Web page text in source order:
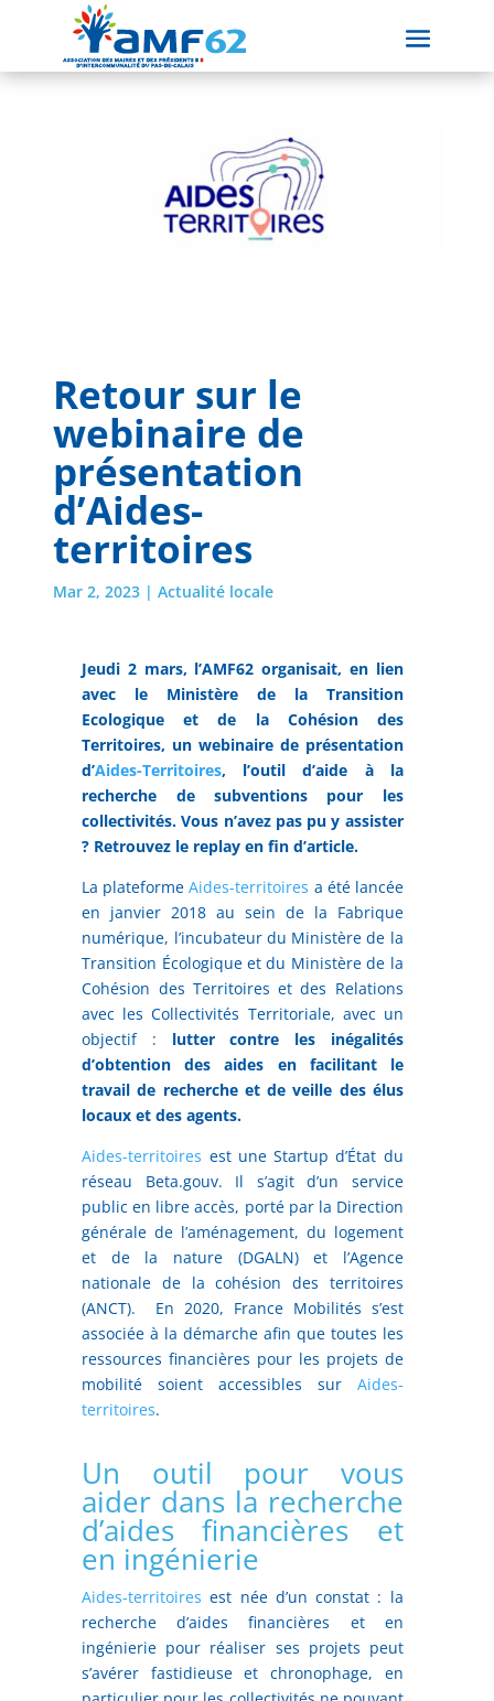
Retour sur le
webinaire de
présentation
d’Aides-
territoires
Mar 2, 2023| Actualité locale
Jeudi 2 mars, l’AMF62 organisait, en lien
avec le Ministère de la Transition
Ecologique et de la Cohésion des
Territoires, un webinaire de présentation
d’Aides-Territoires, l’outil d’aide à la
recherche de subventions pour les
collectivités. Vous n’avez pas pu y assister
? Retrouvez le replay en fin d’article.
La plateformeAides-territoires a été lancée
en janvier 2018 au sein de la Fabrique
numérique, l’incubateur du Ministère de la
Transition Écologique et du Ministère de la
Cohésion des Territoires et des Relations
avec les Collectivités Territoriale, avec un
objectif : lutter contre les inégalités
d’obtention des aides en facilitant le
travail de recherche et de veille des élus
locaux et des agents.
Aides-territoires est une Startup d’État du
réseau Beta.gouv. Il s’agit d’un service
public en libre accès, porté par la Direction
générale de l’aménagement, du logement
et de la nature (DGALN) et l’Agence
nationale de la cohésion des territoires
(ANCT). En 2020, France Mobilités s’est
associée à la démarche afin que toutes les
ressources financières pour les projets de
mobilité soient accessibles sur Aides-
territoires.
Un outil pour vous
aider dans la recherche
d’aides financières et
en ingénierie
Aides-territoires est née d’un constat : la
recherche d’aides financières et en
ingénierie pour réaliser ses projets peut
s’avérer fastidieuse et chronophage, en